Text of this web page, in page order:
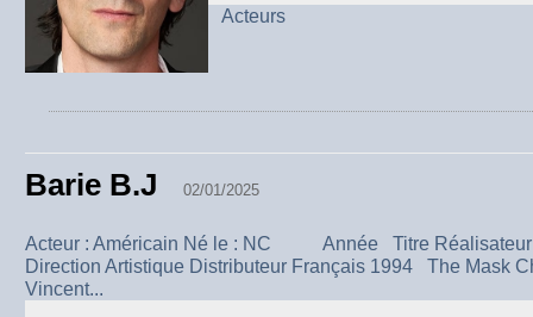
Acteurs
Barie B.J 02/01/2025
Acteur : Américain Né le : NC Année Titre Réalisateur
Direction Artistique Distributeur Français 1994 The Mask
Vincent...